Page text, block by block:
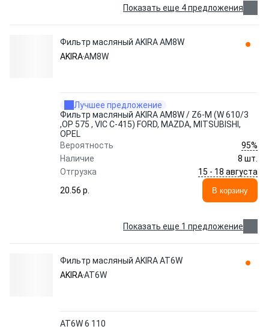
Показать еще 4 предложения
Фильтр масляный AKIRA AM8W
AKIRAAM8W
Лучшее предложение
Фильтр масляный AKIRA AM8W / Z6-M (W 610/3
,OP 575 , VIC C-415) FORD, MAZDA, MITSUBISHI,
OPEL
Вероятность
95%
Наличие
8 шт.
Отгрузка
15 - 18 августа
20.56 p.
В корзину
Показать еще 1 предложение
Фильтр масляный AKIRA AT6W
AKIRAAT6W
AT6W 6 110